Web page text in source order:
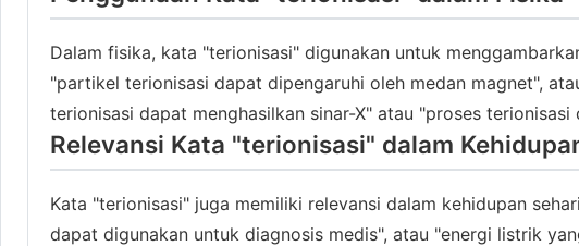
Dalam fisika, kata "terionisasi" digunakan untuk
"partikel terionisasi dapat dipengaruhi oleh medan magnet",
terionisasi dapat menghasilkan sinar-X" atau "proses
Relevansi Kata "terionisasi" dalam
Kata "terionisasi" juga memiliki relevansi dalam kehidupan
dapat digunakan untuk diagnosis medis", atau "energi listrik